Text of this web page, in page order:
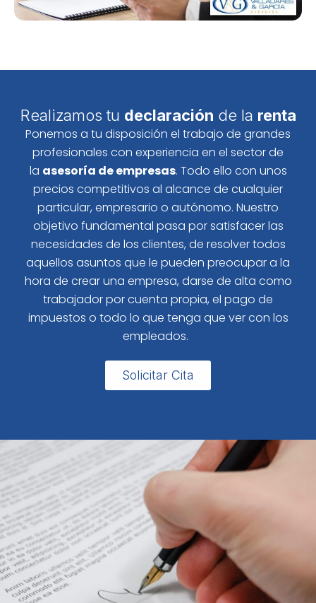
Realizamos tu declaración de la renta
Ponemos a tu disposición el trabajo de grandes
profesionales con experiencia en el sector de
la asesoría de empresas. Todo ello con unos
precios competitivos al alcance de cualquier
particular, empresario o autónomo. Nuestro
objetivo fundamental pasa por satisfacer las
necesidades de los clientes, de resolver todos
aquellos asuntos que le pueden preocupar a la
hora de crear una empresa, darse de alta como
trabajador por cuenta propia, el pago de
impuestos o todo lo que tenga que ver con los
empleados.
Solicitar Cita